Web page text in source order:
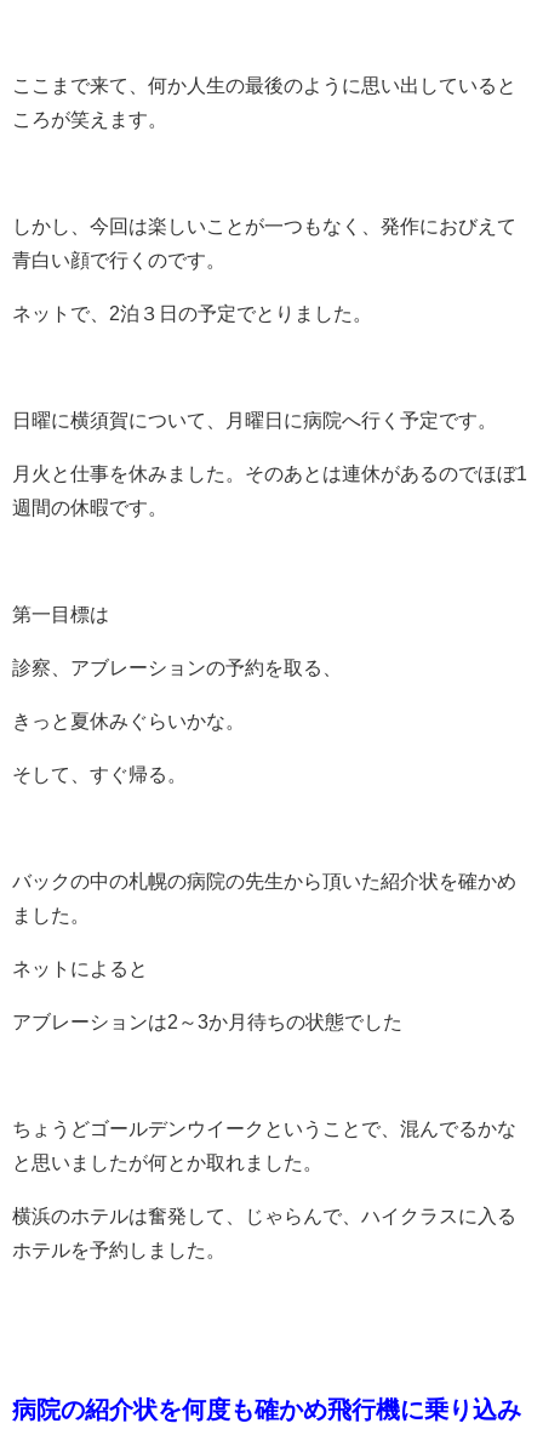
ここまで来て、何か人生の最後のように思い出していると
ころが笑えます。
しかし、今回は楽しいことが一つもなく、発作におびえて
青白い顔で行くのです。
ネットで、2泊３日の予定でとりました。
日曜に横須賀について、月曜日に病院へ行く予定です。
月火と仕事を休みました。そのあとは連休があるのでほぼ1
週間の休暇です。
第一目標は
診察、アブレーションの予約を取る、
きっと夏休みぐらいかな。
そして、すぐ帰る。
バックの中の札幌の病院の先生から頂いた紹介状を確かめ
ました。
ネットによると
アブレーションは2～3か月待ちの状態でした
ちょうどゴールデンウイークということで、混んでるかな
と思いましたが何とか取れました。
横浜のホテルは奮発して、じゃらんで、ハイクラスに入る
ホテルを予約しました。
病院の紹介状を何度も確かめ飛行機に乗り込み